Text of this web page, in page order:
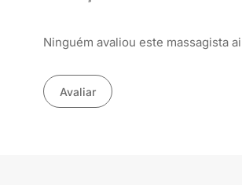
Ninguém avaliou este massagista
Avaliar